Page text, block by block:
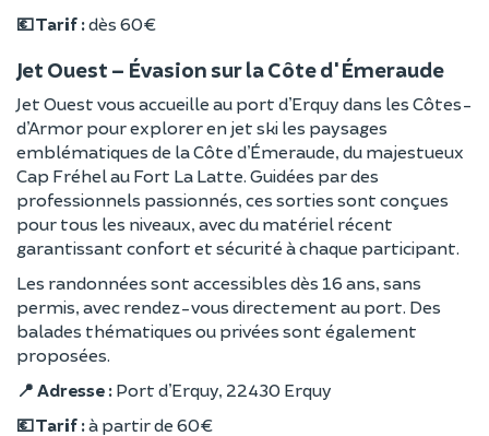
💶 Tarif :dès 60 €
Jet Ouest – Évasion sur la Côte d'Émeraude
Jet Ouest vous accueille au port d’Erquy dans les Côtes-
d’Armor pour explorer en jet ski les paysages
emblématiques de la Côte d’Émeraude, du majestueux
Cap Fréhel au Fort La Latte. Guidées par des
professionnels passionnés, ces sorties sont conçues
pour tous les niveaux, avec du matériel récent
garantissant confort et sécurité à chaque participant.
Les randonnées sont accessibles dès 16 ans, sans
permis, avec rendez-vous directement au port. Des
balades thématiques ou privées sont également
proposées.
📍 Adresse : Port d’Erquy, 22430 Erquy
💶 Tarif :à partir de 60 €